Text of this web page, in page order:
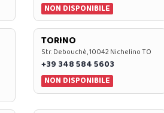
NON DISPONIBILE
TORINO
Str. Debouchè, 10042 Nichelino TO
+39 348 584 5603
NON DISPONIBILE